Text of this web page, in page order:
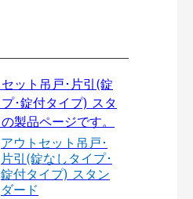
アウトセット吊戸･
片引(錠なしタイプ･
錠付タイプ) スタン
ダード